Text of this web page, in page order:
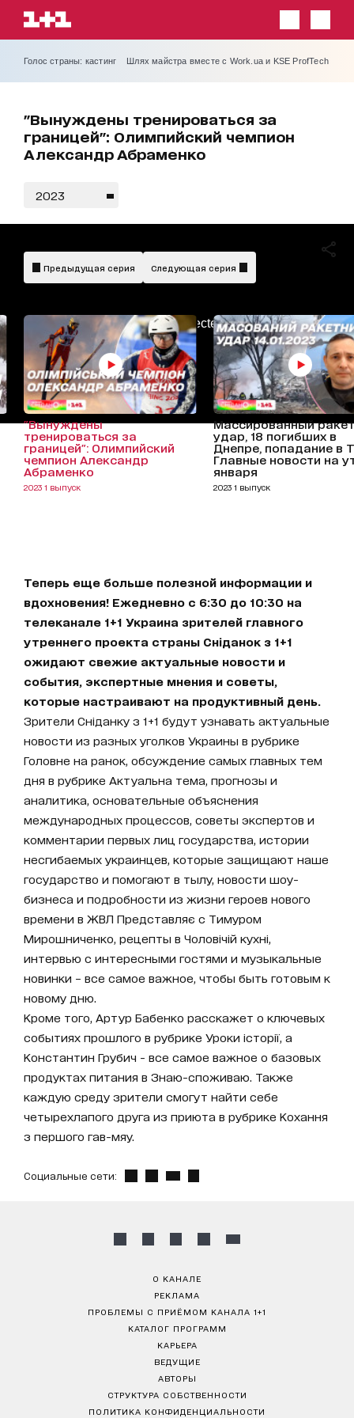
Голос страны: кастинг Шлях майстра вместе с Work.ua и KSE ProfTech
"Вынуждены тренироваться за
границей": Олимпийский чемпион
Александр Абраменко
2023
AdBlockDetected!
Предыдущая серия Следующая серия
"Вынуждены
тренироваться за
границей": Олимпийский
чемпион Александр
Абраменко
2023 1 выпуск
Массированный
удар, 18 погибших в
Днепре, попадание в
Главные новости на
января
2023 1 выпуск
Теперь еще больше полезной информации и
вдохновения! Ежедневно с 6:30 до 10:30 на
телеканале 1+1 Украина зрителей главного
утреннего проекта страны Сніданок з 1+1
ожидают свежие актуальные новости и
события, экспертные мнения и советы,
которые настраивают на продуктивный день.
Зрители Сніданку з 1+1 будут узнавать актуальные
новости из разных уголков Украины в рубрике
Головне на ранок, обсуждение самых главных тем
дня в рубрике Актуальна тема, прогнозы и
аналитика, основательные объяснения
международных процессов, советы экспертов и
комментарии первых лиц государства, истории
несгибаемых украинцев, которые защищают наше
государство и помогают в тылу, новости шоу-
бизнеса и подробности из жизни героев нового
времени в ЖВЛ Представляє с Тимуром
Мирошниченко, рецепты в Чоловічій кухні,
интервью с интересными гостями и музыкальные
новинки – все самое важное, чтобы быть готовым к
новому дню.
Кроме того, Артур Бабенко расскажет о ключевых
событиях прошлого в рубрике Уроки історії, а
Константин Грубич - все самое важное о базовых
продуктах питания в Знаю-споживаю. Также
каждую среду зрители смогут найти себе
четырехлапого друга из приюта в рубрике Кохання
з першого гав-мяу.
Социальные сети:
О КАНАЛЕ
РЕКЛАМА
ПРОБЛЕМЫ С ПРИЁМОМ КАНАЛА 1+1
КАТАЛОГ ПРОГРАММ
КАРЬЕРА
ВЕДУЩИЕ
АВТОРЫ
СТРУКТУРА СОБСТВЕННОСТИ
ПОЛИТИКА КОНФИДЕНЦИАЛЬНОСТИ